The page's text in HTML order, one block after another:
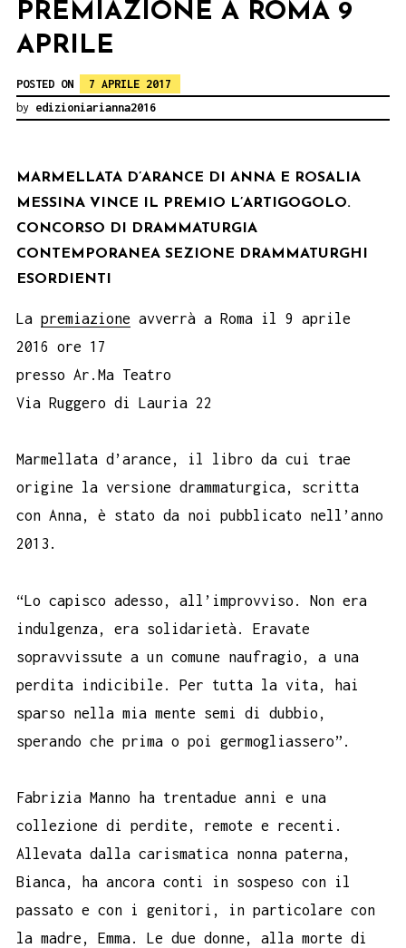
PREMIAZIONE A ROMA 9
APRILE
POSTED ON
7 APRILE 2017
by edizioniarianna2016
MARMELLATA D’ARANCE DI ANNA E ROSALIA
MESSINA VINCE IL PREMIO L’ARTIGOGOLO.
CONCORSO DI DRAMMATURGIA
CONTEMPORANEA SEZIONE DRAMMATURGHI
ESORDIENTI
La premiazione avverrà a Roma il 9 aprile
2016 ore 17
presso Ar.Ma Teatro
Via Ruggero di Lauria 22
Marmellata d’arance, il libro da cui trae
origine la versione drammaturgica, scritta
con Anna, è stato da noi pubblicato nell’anno
2013.
“Lo capisco adesso, all’improvviso. Non era
indulgenza, era solidarietà. Eravate
sopravvissute a un comune naufragio, a una
perdita indicibile. Per tutta la vita, hai
sparso nella mia mente semi di dubbio,
sperando che prima o poi germogliassero”.
Fabrizia Manno ha trentadue anni e una
collezione di perdite, remote e recenti.
Allevata dalla carismatica nonna paterna,
Bianca, ha ancora conti in sospeso con il
passato e con i genitori, in particolare con
la madre, Emma. Le due donne, alla morte di